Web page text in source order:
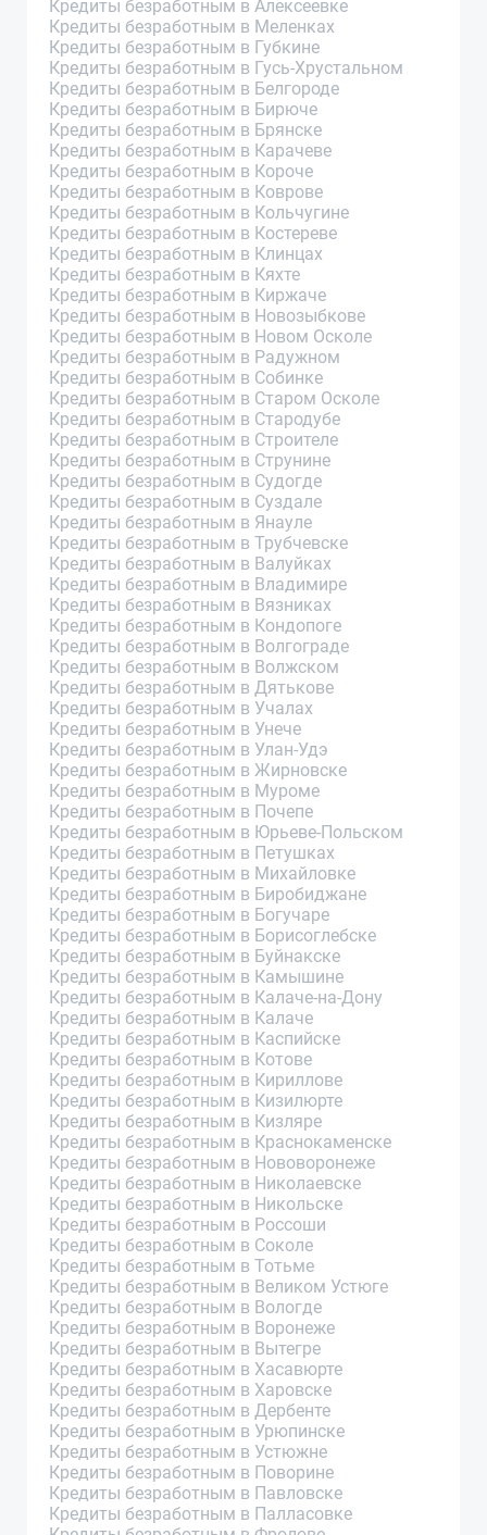
Кредиты безработным в Алексеевке
Кредиты безработным в Меленках
Кредиты безработным в Губкине
Кредиты безработным в Гусь-Хрустальном
Кредиты безработным в Белгороде
Кредиты безработным в Бирюче
Кредиты безработным в Брянске
Кредиты безработным в Карачеве
Кредиты безработным в Короче
Кредиты безработным в Коврове
Кредиты безработным в Кольчугине
Кредиты безработным в Костереве
Кредиты безработным в Клинцах
Кредиты безработным в Кяхте
Кредиты безработным в Киржаче
Кредиты безработным в Новозыбкове
Кредиты безработным в Новом Осколе
Кредиты безработным в Радужном
Кредиты безработным в Собинке
Кредиты безработным в Старом Осколе
Кредиты безработным в Стародубе
Кредиты безработным в Строителе
Кредиты безработным в Струнине
Кредиты безработным в Судогде
Кредиты безработным в Суздале
Кредиты безработным в Янауле
Кредиты безработным в Трубчевске
Кредиты безработным в Валуйках
Кредиты безработным в Владимире
Кредиты безработным в Вязниках
Кредиты безработным в Кондопоге
Кредиты безработным в Волгограде
Кредиты безработным в Волжском
Кредиты безработным в Дятькове
Кредиты безработным в Учалах
Кредиты безработным в Унече
Кредиты безработным в Улан-Удэ
Кредиты безработным в Жирновске
Кредиты безработным в Муроме
Кредиты безработным в Почепе
Кредиты безработным в Юрьеве-Польском
Кредиты безработным в Петушках
Кредиты безработным в Михайловке
Кредиты безработным в Биробиджане
Кредиты безработным в Богучаре
Кредиты безработным в Борисоглебске
Кредиты безработным в Буйнакске
Кредиты безработным в Камышине
Кредиты безработным в Калаче-на-Дону
Кредиты безработным в Калаче
Кредиты безработным в Каспийске
Кредиты безработным в Котове
Кредиты безработным в Кириллове
Кредиты безработным в Кизилюрте
Кредиты безработным в Кизляре
Кредиты безработным в Краснокаменске
Кредиты безработным в Нововоронеже
Кредиты безработным в Николаевске
Кредиты безработным в Никольске
Кредиты безработным в Россоши
Кредиты безработным в Соколе
Кредиты безработным в Тотьме
Кредиты безработным в Великом Устюге
Кредиты безработным в Вологде
Кредиты безработным в Воронеже
Кредиты безработным в Вытегре
Кредиты безработным в Хасавюрте
Кредиты безработным в Харовске
Кредиты безработным в Дербенте
Кредиты безработным в Урюпинске
Кредиты безработным в Устюжне
Кредиты безработным в Поворине
Кредиты безработным в Павловске
Кредиты безработным в Палласовке